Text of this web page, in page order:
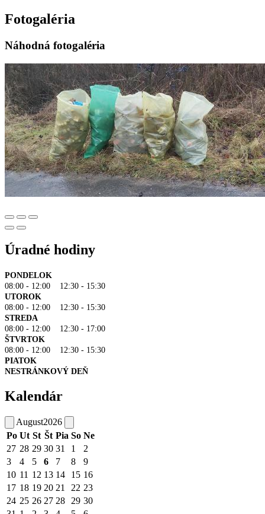
Fotogaléria
Náhodná fotogaléria
Úradné hodiny
PONDELOK
08:00 - 12:00 12:30 - 15:30
UTOROK
08:00 - 12:00 12:30 - 15:30
STREDA
08:00 - 12:00 12:30 - 17:00
ŠTVRTOK
08:00 - 12:00 12:30 - 15:30
PIATOK
NESTRÁNKOVÝ DEŇ
Kalendár
August2026
Po Ut St Št Pia So Ne
27 28 29 30 31 1
2
3
4 5 6 7 8
9
10 11 12 13 14 15 16
17 18 19 20 21 22 23
24 25 26 27 28 29 30